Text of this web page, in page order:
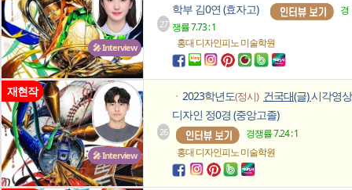
🎤 Interview
27
학부 김0연 (효자고)
경
쟁률 7.73 : 1
홍대 디자인피노미술학원
🎤 Interview
재현작
26
ㆍ 2023학년도(정시) 건국대(글)시각영상
디자인 정0경 (중앙고졸)
경쟁률 7.24 : 1
홍대 디자인피노미술학원